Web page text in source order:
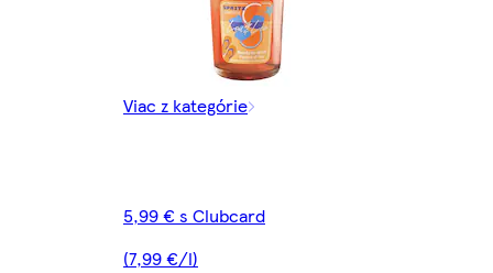
Viac z kategórie
5,99 € s Clubcard
(7,99 €/l)